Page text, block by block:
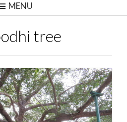
MENU
tree